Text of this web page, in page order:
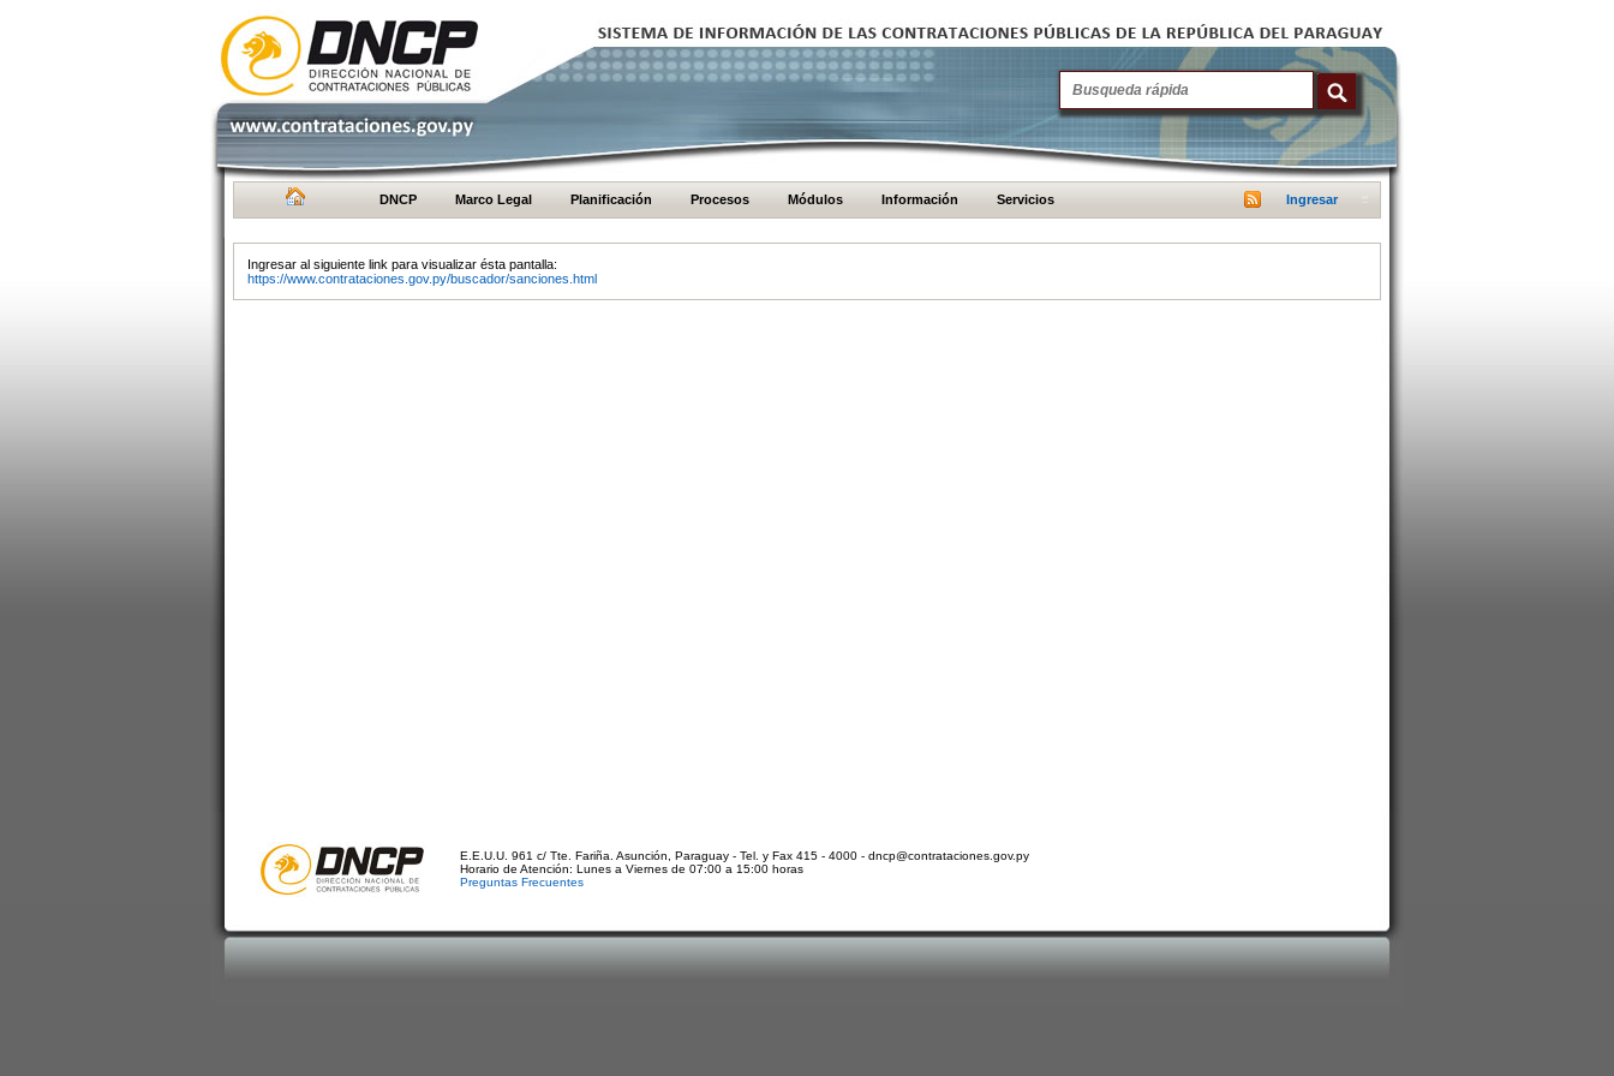
DNCP Marco Legal Planificación Procesos Módulos Información Servicios Ingresar
Ingresar al siguiente link para visualizar ésta pantalla:
https://www.contrataciones.gov.py/buscador/sanciones.html
E.E.U.U. 961 c/ Tte. Fariña. Asunción, Paraguay - Tel. y Fax 415 - 4000 - dncp@contrataciones.gov.py
Horario de Atención: Lunes a Viernes de 07:00 a 15:00 horas
Preguntas Frecuentes